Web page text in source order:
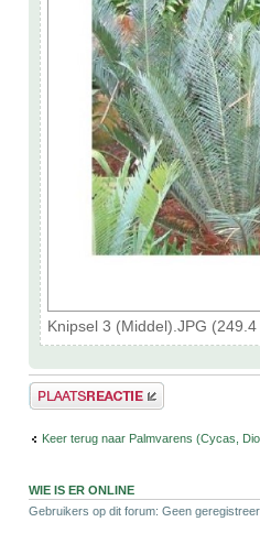
Knipsel 3 (Middel).JPG
Plaats een reactie
Keer terug naar Palmvarens (Cycas,
WIE IS ER ONLINE
Gebruikers op dit forum: Geen